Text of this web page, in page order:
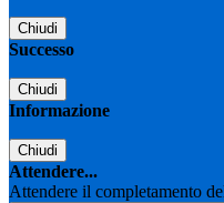
Chiudi
Successo
Chiudi
Informazione
Chiudi
Attendere...
Attendere il completamento